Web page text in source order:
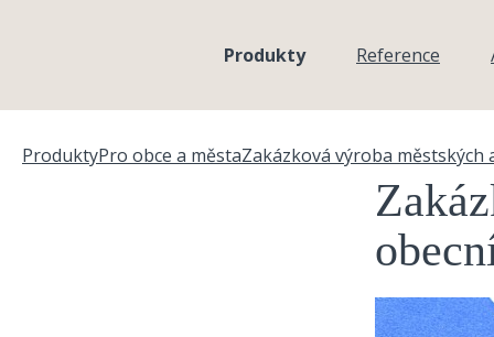
Produkty
Reference
ProduktyPro obce a městaZakázková výroba městských